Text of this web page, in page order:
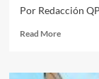
Por Redacción QP
Read MoreRead
Échale